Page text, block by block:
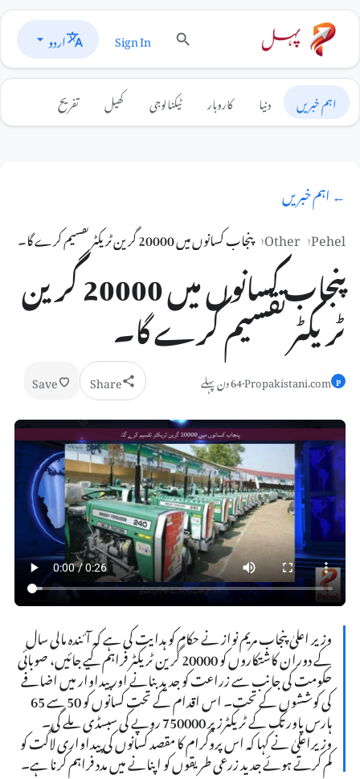
Sign In اردو
اہم خبریں دنیا کاروبار ٹیکنالوجی کھیل تفریح
← اہم خبریں
Pehel
Other پنجاب کسانوں میں 20000 گرین ٹریکٹر تقسیم کرے گا۔
پنجاب کسانوں میں 20000 گرین
ٹریکٹر تقسیم کرے گا۔
P
Propakistani.com
·64 دن پہلے Share
Save
وزیر اعلیٰ پنجاب مریم نواز نے حکام کو ہدایت کی ہے کہ آئندہ مالی سال
کے دوران کاشتکاروں کو 20000 گرین ٹریکٹر فراہم کیے جائیں، صوبائی
حکومت کی جانب سے زراعت کو جدید بنانے اور پیداوار میں اضافے
کی کوششوں کے تحت۔ اس اقدام کے تحت کسانوں کو 50 سے 65
ہارس پاور تک کے ٹریکٹرز پر 750000 روپے کی سبسڈی ملے گی۔
وزیراعلیٰ نے کہا کہ اس پروگرام کا مقصد کسانوں کی پیداواری لاگت کو
کم کرتے ہوئے جدید زرعی طریقوں کو اپنانے میں مدد فراہم کرنا ہے۔